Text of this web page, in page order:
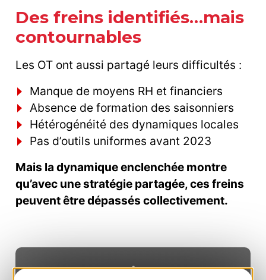
Des freins identifiés…mais
contournables
Les OT ont aussi partagé leurs difficultés :
Manque de moyens RH et financiers
Absence de formation des saisonniers
Hétérogénéité des dynamiques locales
Pas d’outils uniformes avant 2023
Mais la dynamique enclenchée montre
qu’avec une stratégie partagée, ces freins
peuvent être dépassés collectivement.